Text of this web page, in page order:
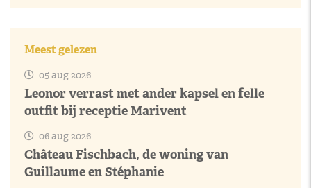
Meest gelezen
05 aug 2026
Leonor verrast met ander kapsel en felle
outfit bij receptie Marivent
06 aug 2026
Château Fischbach, de woning van
Guillaume en Stéphanie